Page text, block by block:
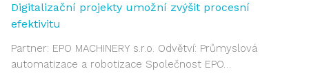
Digitalizační projekty umožní zvýšit procesní
efektivitu
Partner: EPO MACHINERY s.r.o. Odvětví: Průmyslová
automatizace a robotizace Společnost EPO…